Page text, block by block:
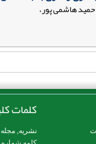
حمید هاشمی پور،
کلمات
نشریه,